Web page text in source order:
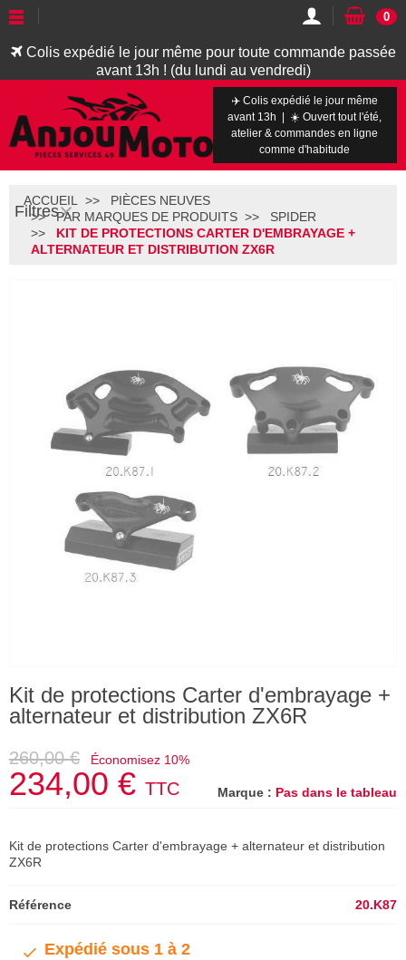
Colis expédié le jour même pour toute commande passée
avant 13h ! (du lundi au vendredi)
0
✈️ Colis expédié le jour même
avant 13h | ☀️ Ouvert tout l'été,
atelier & commandes en ligne
comme d'habitude
Filtres
ACCUEIL
PIÈCES NEUVES
PAR MARQUES DE PRODUITS
SPIDER
KIT DE PROTECTIONS CARTER D'EMBRAYAGE +
ALTERNATEUR ET DISTRIBUTION ZX6R
Kit de protections Carter d'embrayage +
alternateur et distribution ZX6R
Marque : Pas dans le tableau
260,00 € Économisez 10%
234,00 € TTC
Kit de protections Carter d'embrayage + alternateur et distribution
ZX6R
Référence 20.K87
Expédié sous 1 à 2